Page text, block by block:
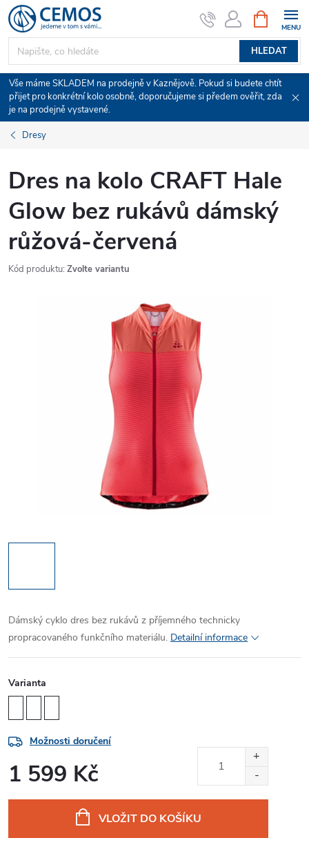
Přejít
na
obsah
HLEDAT
NÁKUPNÍ
KOŠÍK
Vše máme SKLADEM na prodejně v Kaznějově. Pokud si budete chtít
přijet pro konkrétní kolo osobně, doporučujeme si předem ověřit, zda
je na prodejně vystavené.
Dresy
Dres na kolo CRAFT Hale
Glow bez rukávů dámský
růžová-červená
Kód produktu: Zvolte variantu
Dámský cyklo dres bez rukávů z příjemného technicky
propracovaného funkčního materiálu. Detailní informace
Varianta
Možnosti doručení
1 599 Kč
VLOŽIT DO KOŠÍKU